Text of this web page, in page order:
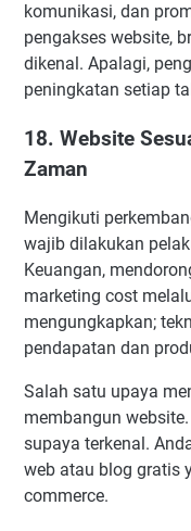
komunikasi, dan
pengakses website,
dikenal. Apalagi,
peningkatan setiap
18. Website
Zaman
Mengikuti
wajib dilakukan
Keuangan,
marketing cost
mengungkapkan;
pendapatan dan
Salah satu upaya
membangun
supaya terkenal.
web atau blog gratis
commerce.